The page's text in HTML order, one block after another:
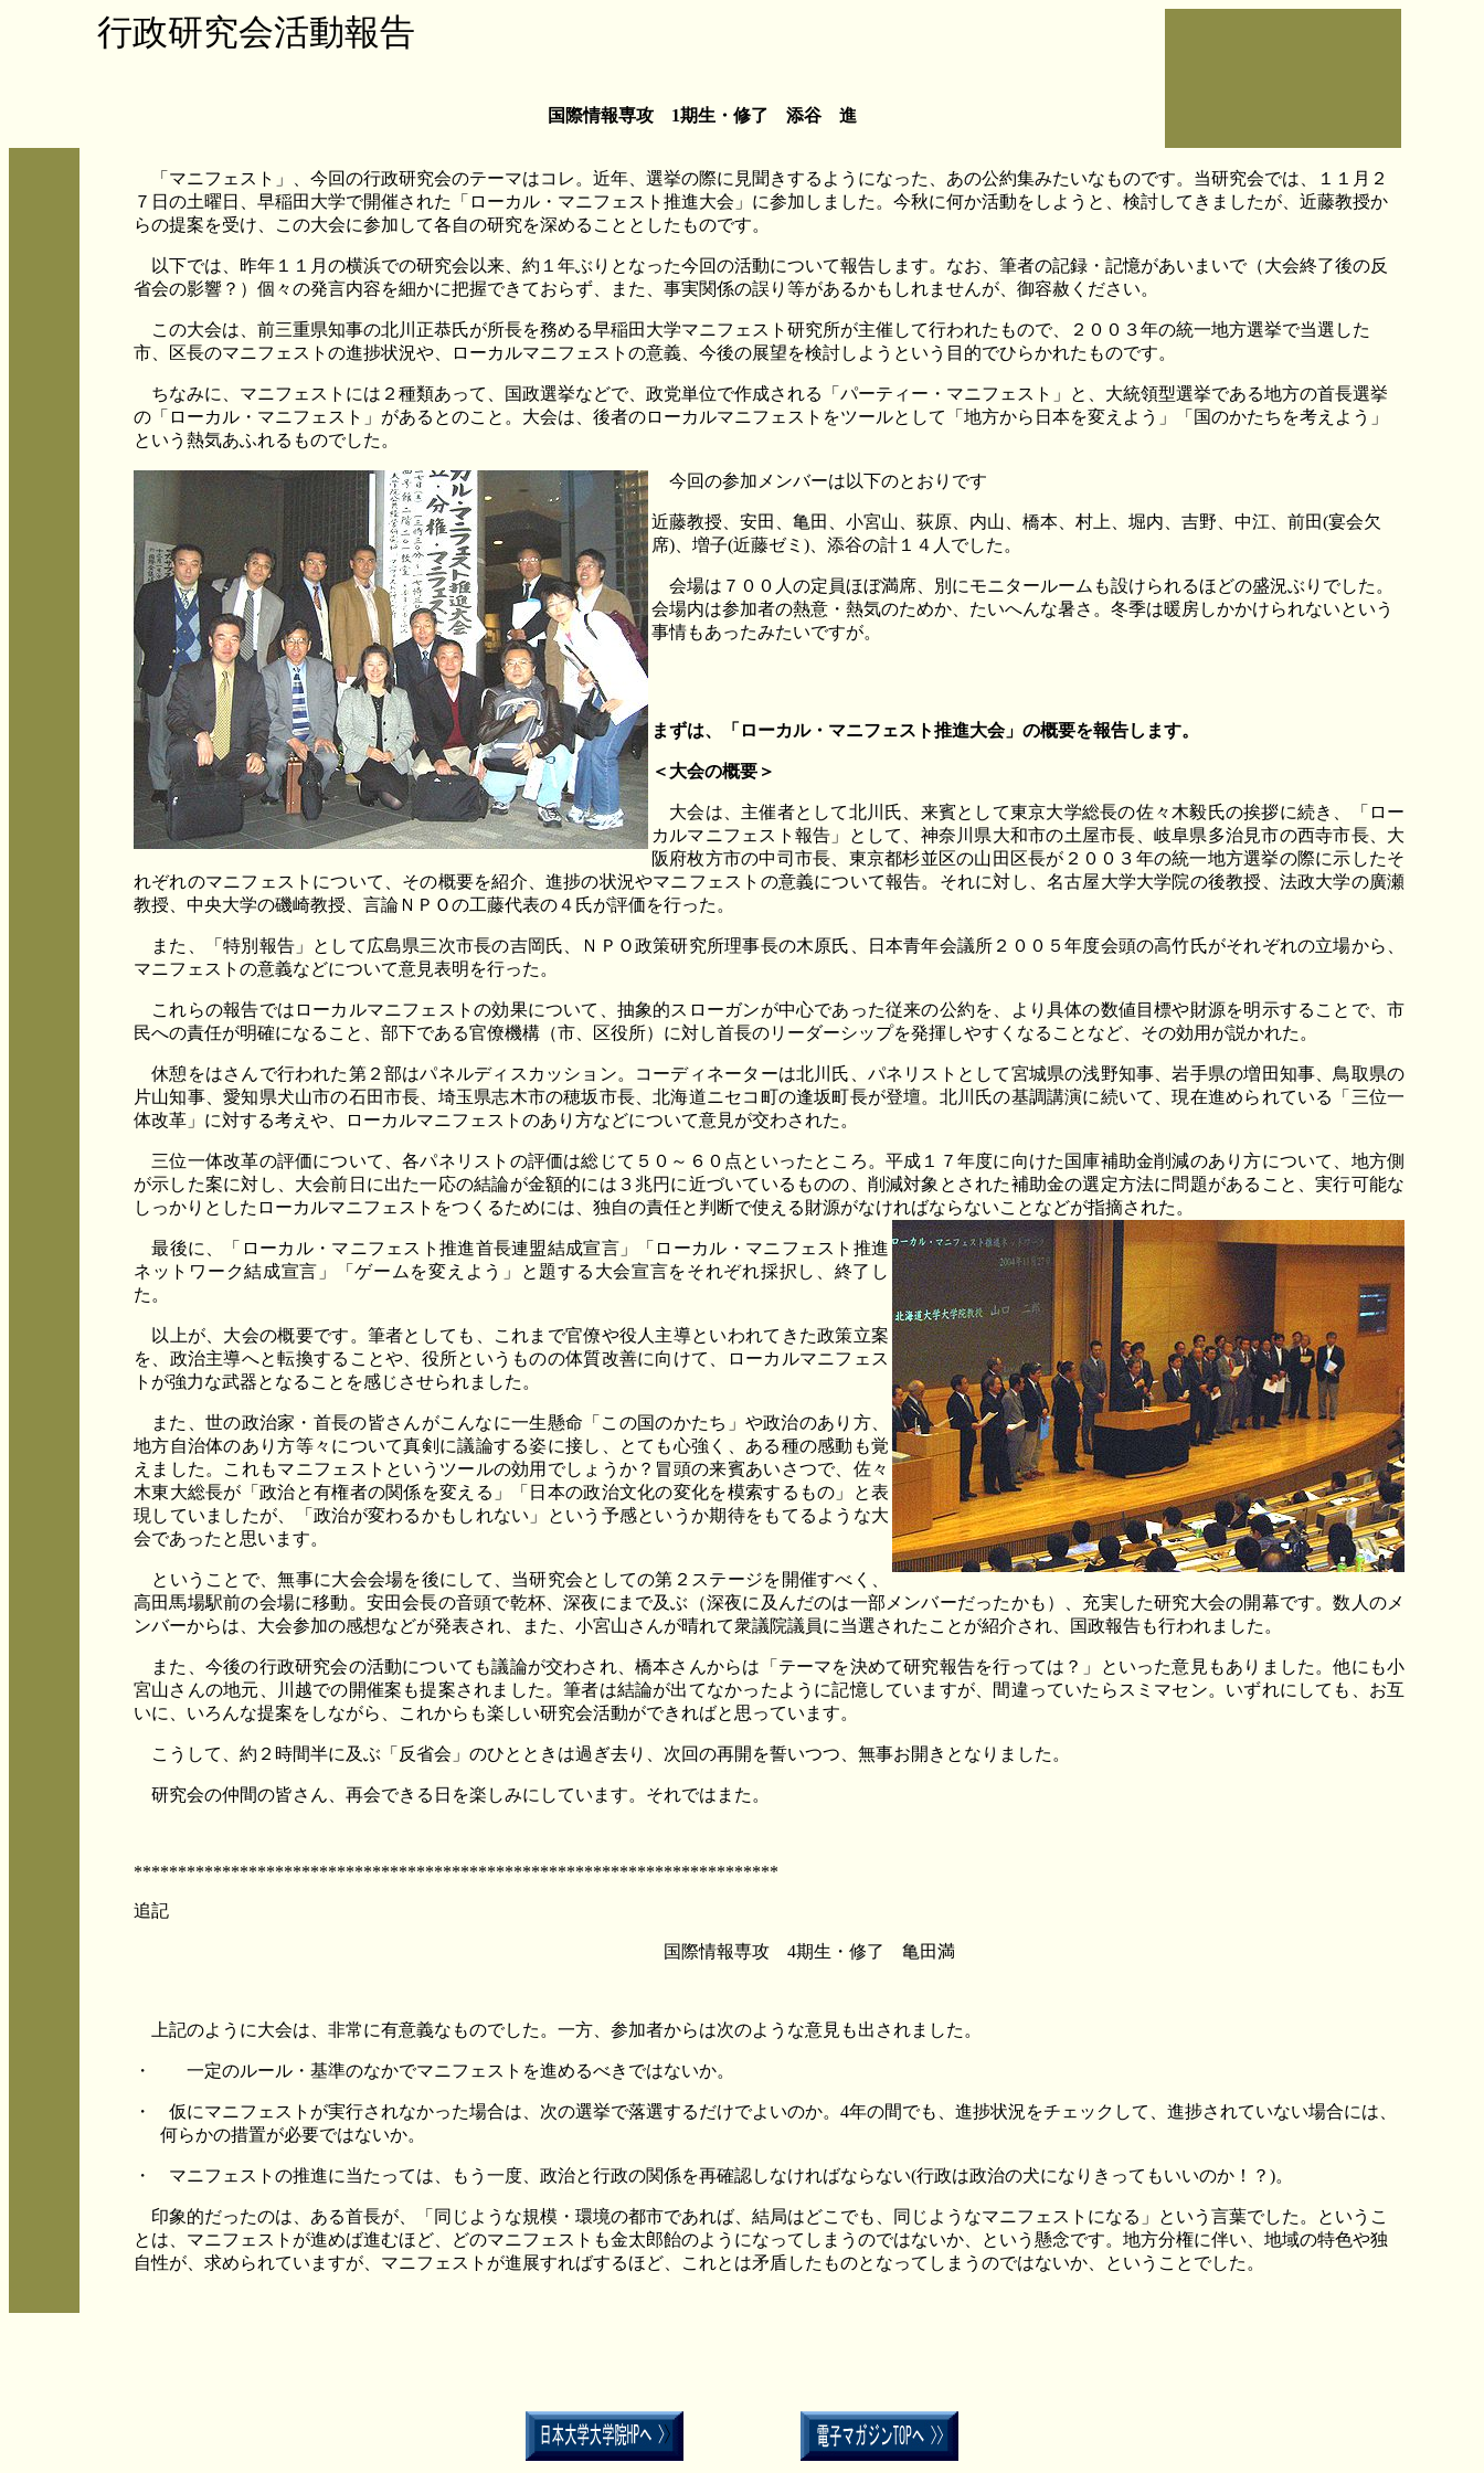
行政研究会活動報告
国際情報専攻 1期生・修了 添谷 進
「マニフェスト」、今回の行政研究会のテーマはコレ。近年、選挙の際に見聞きするようになった、あの公約集みたいなものです。当研究会では、１１月２
７日の土曜日、早稲田大学で開催された「ローカル・マニフェスト推進大会」に参加しました。今秋に何か活動をしようと、検討してきましたが、近藤教授か
らの提案を受け、この大会に参加して各自の研究を深めることとしたものです。
以下では、昨年１１月の横浜での研究会以来、約１年ぶりとなった今回の活動について報告します。なお、筆者の記録・記憶があいまいで（大会終了後の反
省会の影響？）個々の発言内容を細かに把握できておらず、また、事実関係の誤り等があるかもしれませんが、御容赦ください。
この大会は、前三重県知事の北川正恭氏が所長を務める早稲田大学マニフェスト研究所が主催して行われたもので、２００３年の統一地方選挙で当選した
市、区長のマニフェストの進捗状況や、ローカルマニフェストの意義、今後の展望を検討しようという目的でひらかれたものです。
ちなみに、マニフェストには２種類あって、国政選挙などで、政党単位で作成される「パーティー・マニフェスト」と、大統領型選挙である地方の首長選挙
の「ローカル・マニフェスト」があるとのこと。大会は、後者のローカルマニフェストをツールとして「地方から日本を変えよう」「国のかたちを考えよう」
という熱気あふれるものでした。
今回の参加メンバーは以下のとおりです
近藤教授、安田、亀田、小宮山、荻原、内山、橋本、村上、堀内、吉野、中江、前田(宴会欠
席)、増子(近藤ゼミ)、添谷の計１４人でした。
会場は７００人の定員ほぼ満席、別にモニタールームも設けられるほどの盛況ぶりでした。
会場内は参加者の熱意・熱気のためか、たいへんな暑さ。冬季は暖房しかかけられないという
事情もあったみたいですが。
まずは、「ローカル・マニフェスト推進大会」の概要を報告します。
＜大会の概要＞
大会は、主催者として北川氏、来賓として東京大学総長の佐々木毅氏の挨拶に続き、「ロー
カルマニフェスト報告」として、神奈川県大和市の土屋市長、岐阜県多治見市の西寺市長、大
阪府枚方市の中司市長、東京都杉並区の山田区長が２００３年の統一地方選挙の際に示したそ
れぞれのマニフェストについて、その概要を紹介、進捗の状況やマニフェストの意義について報告。それに対し、名古屋大学大学院の後教授、法政大学の廣瀬
教授、中央大学の磯崎教授、言論ＮＰＯの工藤代表の４氏が評価を行った。
また、「特別報告」として広島県三次市長の吉岡氏、ＮＰＯ政策研究所理事長の木原氏、日本青年会議所２００５年度会頭の高竹氏がそれぞれの立場から、
マニフェストの意義などについて意見表明を行った。
これらの報告ではローカルマニフェストの効果について、抽象的スローガンが中心であった従来の公約を、より具体の数値目標や財源を明示することで、市
民への責任が明確になること、部下である官僚機構（市、区役所）に対し首長のリーダーシップを発揮しやすくなることなど、その効用が説かれた。
休憩をはさんで行われた第２部はパネルディスカッション。コーディネーターは北川氏、パネリストとして宮城県の浅野知事、岩手県の増田知事、鳥取県の
片山知事、愛知県犬山市の石田市長、埼玉県志木市の穂坂市長、北海道ニセコ町の逢坂町長が登壇。北川氏の基調講演に続いて、現在進められている「三位一
体改革」に対する考えや、ローカルマニフェストのあり方などについて意見が交わされた。
三位一体改革の評価について、各パネリストの評価は総じて５０～６０点といったところ。平成１７年度に向けた国庫補助金削減のあり方について、地方側
が示した案に対し、大会前日に出た一応の結論が金額的には３兆円に近づいているものの、削減対象とされた補助金の選定方法に問題があること、実行可能な
しっかりとしたローカルマニフェストをつくるためには、独自の責任と判断で使える財源がなければならないことなどが指摘された。
最後に、「ローカル・マニフェスト推進首長連盟結成宣言」「ローカル・マニフェスト推進
ネットワーク結成宣言」「ゲームを変えよう」と題する大会宣言をそれぞれ採択し、終了し
た。
以上が、大会の概要です。筆者としても、これまで官僚や役人主導といわれてきた政策立案
を、政治主導へと転換することや、役所というものの体質改善に向けて、ローカルマニフェス
トが強力な武器となることを感じさせられました。
また、世の政治家・首長の皆さんがこんなに一生懸命「この国のかたち」や政治のあり方、
地方自治体のあり方等々について真剣に議論する姿に接し、とても心強く、ある種の感動も覚
えました。これもマニフェストというツールの効用でしょうか？冒頭の来賓あいさつで、佐々
木東大総長が「政治と有権者の関係を変える」「日本の政治文化の変化を模索するもの」と表
現していましたが、「政治が変わるかもしれない」という予感というか期待をもてるような大
会であったと思います。
ということで、無事に大会会場を後にして、当研究会としての第２ステージを開催すべく、
高田馬場駅前の会場に移動。安田会長の音頭で乾杯、深夜にまで及ぶ（深夜に及んだのは一部メンバーだったかも）、充実した研究大会の開幕です。数人のメ
ンバーからは、大会参加の感想などが発表され、また、小宮山さんが晴れて衆議院議員に当選されたことが紹介され、国政報告も行われました。
また、今後の行政研究会の活動についても議論が交わされ、橋本さんからは「テーマを決めて研究報告を行っては？」といった意見もありました。他にも小
宮山さんの地元、川越での開催案も提案されました。筆者は結論が出てなかったように記憶していますが、間違っていたらスミマセン。いずれにしても、お互
いに、いろんな提案をしながら、これからも楽しい研究会活動ができればと思っています。
こうして、約２時間半に及ぶ「反省会」のひとときは過ぎ去り、次回の再開を誓いつつ、無事お開きとなりました。
研究会の仲間の皆さん、再会できる日を楽しみにしています。それではまた。
*************************************************************************
追記
国際情報専攻 4期生・修了 亀田満
上記のように大会は、非常に有意義なものでした。一方、参加者からは次のような意見も出されました。
・ 一定のルール・基準のなかでマニフェストを進めるべきではないか。
・ 仮にマニフェストが実行されなかった場合は、次の選挙で落選するだけでよいのか。 4年の間でも、進捗状況をチェックして、進捗されていない場合には、
何らかの措置が必要ではないか。
・ マニフェストの推進に当たっては、もう一度、政治と行政の関係を再確認しなければならない(行政は政治の犬になりきってもいいのか！？ )。
印象的だったのは、ある首長が、「同じような規模・環境の都市であれば、結局はどこでも、同じようなマニフェストになる」という言葉でした。というこ
とは、マニフェストが進めば進むほど、どのマニフェストも金太郎飴のようになってしまうのではないか、という懸念です。地方分権に伴い、地域の特色や独
自性が、求められていますが、マニフェストが進展すればするほど、これとは矛盾したものとなってしまうのではないか、ということでした。